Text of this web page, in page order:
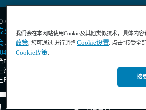
6026
业水质分析仪器
/ Cookie 设置/沪ICP备13034148号-4/
号/沪(浦)应急管危经许[2023]201871
中国版权所有
）有限公司
子有限公司授权许可
电话咨询
我们会在本网站使用Cookie及其他类似技术，具体内
政策, 您可通过 进行调整 Cookie设置. 点击“接受全
Cookie政策.
接